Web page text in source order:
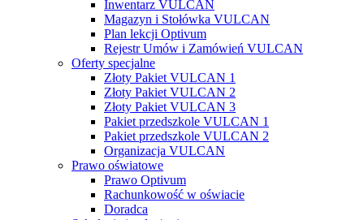
Inwentarz VULCAN
Magazyn i Stołówka VULCAN
Plan lekcji Optivum
Rejestr Umów i Zamówień VULCAN
Oferty specjalne
Złoty Pakiet VULCAN 1
Złoty Pakiet VULCAN 2
Złoty Pakiet VULCAN 3
Pakiet przedszkole VULCAN 1
Pakiet przedszkole VULCAN 2
Organizacja VULCAN
Prawo oświatowe
Prawo Optivum
Rachunkowość w oświacie
Doradca